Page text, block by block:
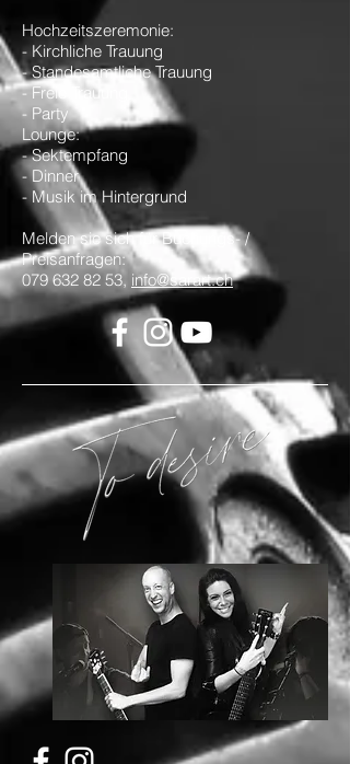
Hochzeitszeremonie:
- Kirchliche Trauung
- Standesamtliche Trauung
- Freie Trauung
- Party
Lounge:
- Sektempfang
- Dinner
- Musik im Hintergrund
Melden sie sich für Buchungs- /
Preisanfragen:
079 632 82 53, info@sarart.ch